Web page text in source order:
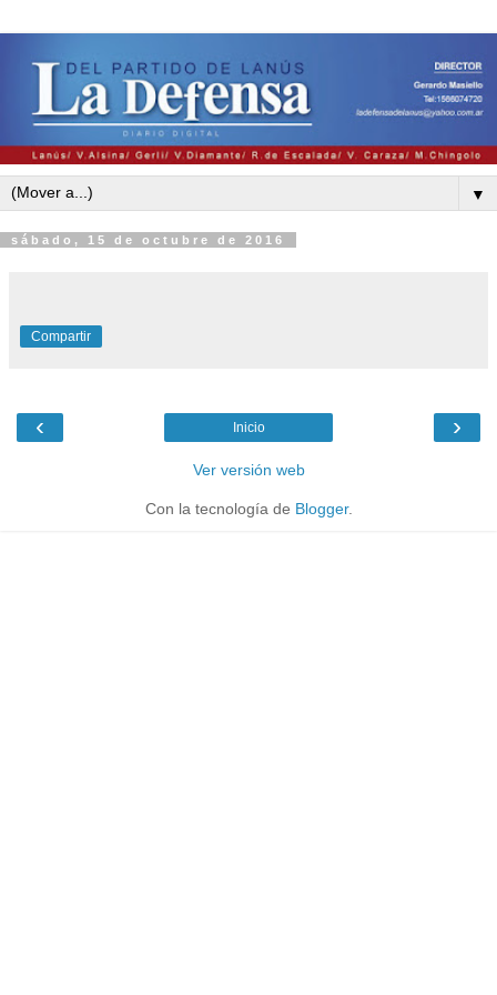
▼
sábado, 15 de octubre de 2016
Compartir
‹ ›
Inicio
Ver versión web
Con la tecnología de Blogger.